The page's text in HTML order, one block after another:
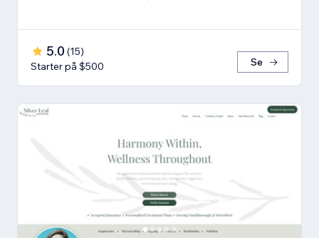
5.0 (15)
Starter på $500
Se